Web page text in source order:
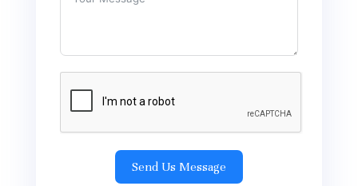
Send Us Message